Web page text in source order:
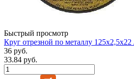
Быстрый просмотр
Круг отрезной по металлу
36 руб.
33.84 руб.